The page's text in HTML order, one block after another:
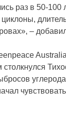
раз в 50-100
–
столкнулся